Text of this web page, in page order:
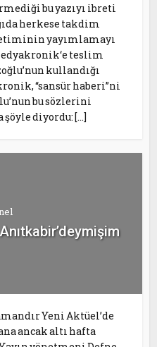
bu yazıyı ibreti
herkese takdim
yayımlamayı
teslim
kullandığı
“sansür haberi”ni
bu sözlerini
diyordu: […]
Yeni Aktüel’de
ancak altı hafta